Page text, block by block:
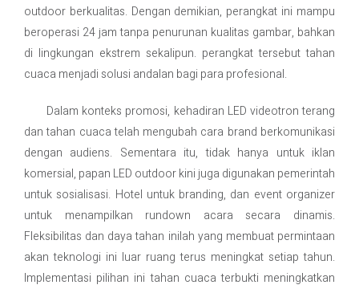
outdoor berkualitas. Dengan demikian, perangkat ini mampu
beroperasi 24 jam tanpa penurunan kualitas gambar, bahkan
di lingkungan ekstrem sekalipun. perangkat tersebut tahan
cuaca menjadi solusi andalan bagi para profesional.
Dalam konteks promosi, kehadiran LED videotron terang
dan tahan cuaca telah mengubah cara brand berkomunikasi
dengan audiens. Sementara itu, tidak hanya untuk iklan
komersial, papan LED outdoor kini juga digunakan pemerintah
untuk sosialisasi. Hotel untuk branding, dan event organizer
untuk menampilkan rundown acara secara dinamis.
Fleksibilitas dan daya tahan inilah yang membuat permintaan
akan teknologi ini luar ruang terus meningkat setiap tahun.
Implementasi pilihan ini tahan cuaca terbukti meningkatkan